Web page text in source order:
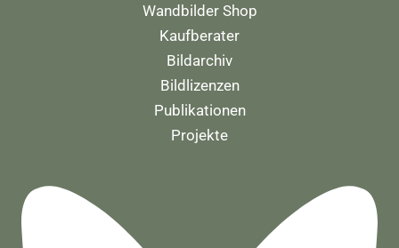
Wandbilder Shop
Kaufberater
Bildarchiv
Bildlizenzen
Publikationen
Projekte